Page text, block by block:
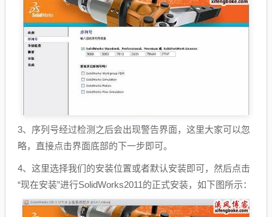
3、序列号经过检测之后会出现警告界面，这里大家可以忽
略，直接点击界面底部的下一步即可。
4、这里选择我们的安装位置或者默认安装即可，然后点击
“现在安装”进行SolidWorks2011的正式安装，如下图所示：